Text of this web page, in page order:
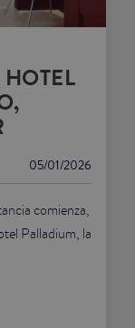
05/01/2026
comienza,
Palladium, la